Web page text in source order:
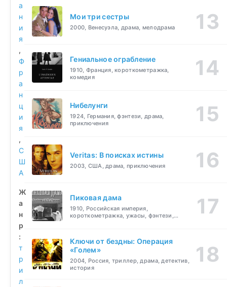
а
н
и
я
,
Ф
р
а
н
ц
и
я
,
С
Ш
А
Ж
а
н
р
:
т
р
и
л
Мои три сестры
2000, Венесуэла, драма, мелодрама
Гениальное ограбление
1910, Франция, короткометражка,
комедия
Нибелунги
1924, Германия, фэнтези, драма,
приключения
Veritas: В поисках истины
2003, США, драма, приключения
Пиковая дама
1910, Российская империя,
короткометражка, ужасы, фэнтези,
Ключи от бездны: Операция
«Голем»
2004, Россия, триллер, драма, детектив,
история